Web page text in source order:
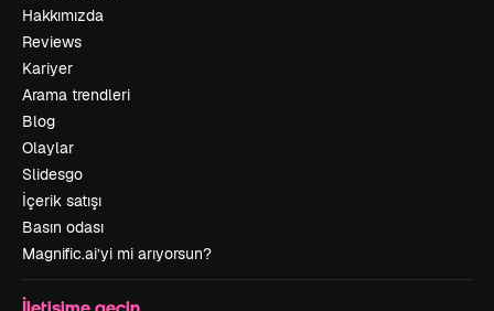
Hakkımızda
Reviews
Kariyer
Arama trendleri
Blog
Olaylar
Slidesgo
İçerik satışı
Basın odası
Magnific.ai’yi mi arıyorsun?